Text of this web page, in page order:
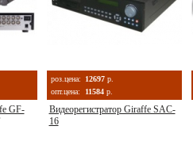
GF-
роз.цена: 12697 р.
опт.цена:
11584 р.
Видеорегистратор Giraffe SAC-
16